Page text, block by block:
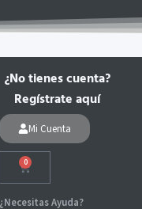
¿No tienes cuenta?
Regístrate aquí
Mi Cuenta
0
Carrito
¿Necesitas Ayuda?